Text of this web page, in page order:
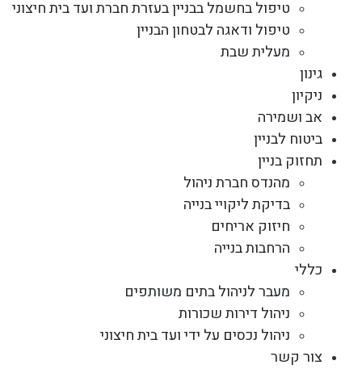
טיפול בחשמל בבניין בעזרת חברת ועד בית חיצוני
טיפול ודאגה לבטחון הבניין
מעלית שבת
גינון
ניקיון
אב ושמירה
ביטוח לבניין
תחזוק בניין
מהנדס חברת ניהול
בדיקת ליקויי בנייה
חיזוק אריחים
הרחבות בנייה
כללי
מעבר לניהול בתים משותפים
ניהול דירות שכורות
ניהול נכסים על ידי ועד בית חיצוני
צור קשר